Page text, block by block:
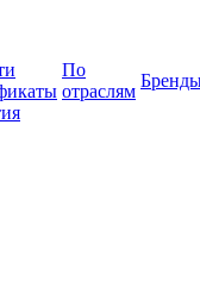
По
отраслям